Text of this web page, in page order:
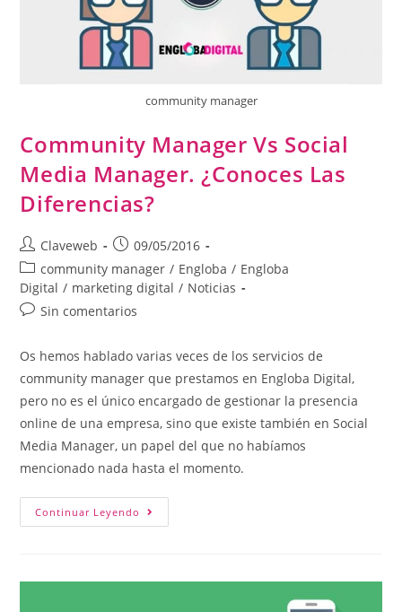
community manager
Community Manager Vs Social
Media Manager. ¿Conoces Las
Diferencias?
Claveweb
09/05/2016
community manager / Engloba / Engloba
Digital / marketing digital / Noticias
Sin comentarios
Os hemos hablado varias veces de los servicios de
community manager que prestamos en Engloba Digital,
pero no es el único encargado de gestionar la presencia
online de una empresa, sino que existe también en Social
Media Manager, un papel del que no habíamos
mencionado nada hasta el momento.
Continuar Leyendo